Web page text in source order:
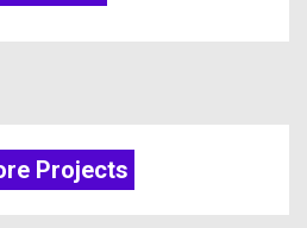
Projects